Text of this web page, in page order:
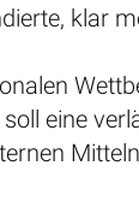
klar
eine